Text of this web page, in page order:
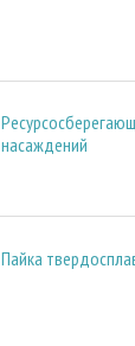
насаждений
Пайка